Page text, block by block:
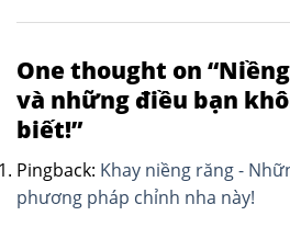
One thought on “
và những điều bạn
biết!”
Pingback: Khay niềng răng -
phương pháp chỉnh nha này!